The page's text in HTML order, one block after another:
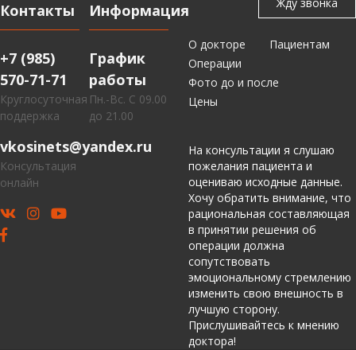
Контакты
+7 (985)
570-71-71
Круглосуточная
поддержка
vkosinets@yandex.ru
Консультация
онлайн
Информация
График
работы
Пн.-Вс. С 09.00
до 21.00
О докторе
Пациентам
Операции
Фото до и после
Цены
На консультации я слушаю
пожелания пациента и
оцениваю исходные данные.
Хочу обратить внимание, что
рациональная составляющая
в принятии решения об
операции должна
сопутствовать
эмоциональному стремлению
изменить свою внешность в
лучшую сторону.
Прислушивайтесь к мнению
доктора!